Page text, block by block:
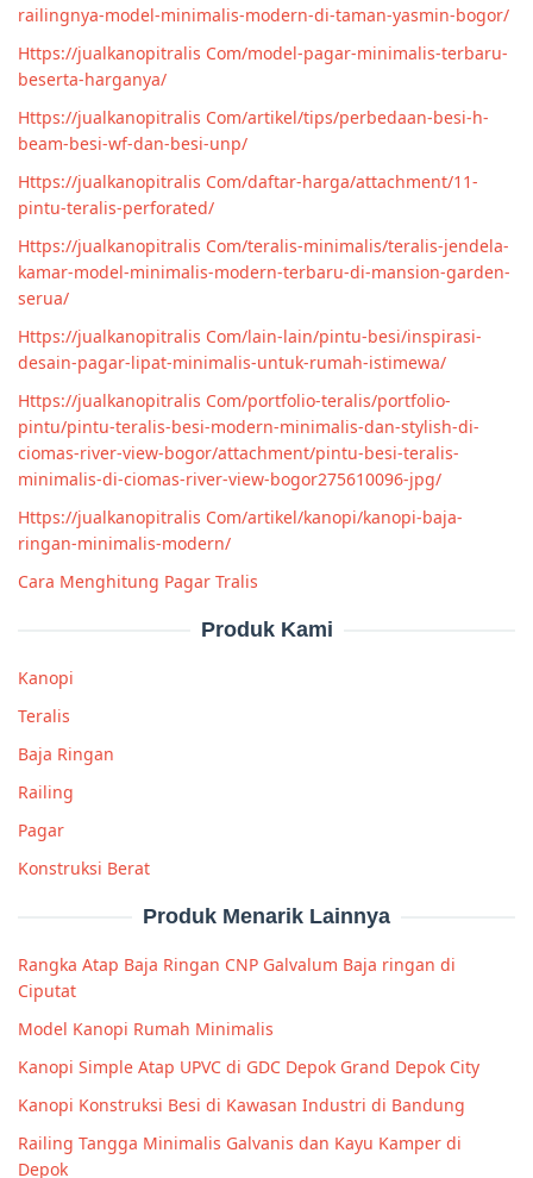
railingnya-model-minimalis-modern-di-taman-yasmin-bogor/
Https://jualkanopitralis Com/model-pagar-minimalis-terbaru-
beserta-harganya/
Https://jualkanopitralis Com/artikel/tips/perbedaan-besi-h-
beam-besi-wf-dan-besi-unp/
Https://jualkanopitralis Com/daftar-harga/attachment/11-
pintu-teralis-perforated/
Https://jualkanopitralis Com/teralis-minimalis/teralis-jendela-
kamar-model-minimalis-modern-terbaru-di-mansion-garden-
serua/
Https://jualkanopitralis Com/lain-lain/pintu-besi/inspirasi-
desain-pagar-lipat-minimalis-untuk-rumah-istimewa/
Https://jualkanopitralis Com/portfolio-teralis/portfolio-
pintu/pintu-teralis-besi-modern-minimalis-dan-stylish-di-
ciomas-river-view-bogor/attachment/pintu-besi-teralis-
minimalis-di-ciomas-river-view-bogor275610096-jpg/
Https://jualkanopitralis Com/artikel/kanopi/kanopi-baja-
ringan-minimalis-modern/
Cara Menghitung Pagar Tralis
Produk Kami
Kanopi
Teralis
Baja Ringan
Railing
Pagar
Konstruksi Berat
Produk Menarik Lainnya
Rangka Atap Baja Ringan CNP Galvalum Baja ringan di
Ciputat
Model Kanopi Rumah Minimalis
Kanopi Simple Atap UPVC di GDC Depok Grand Depok City
Kanopi Konstruksi Besi di Kawasan Industri di Bandung
Railing Tangga Minimalis Galvanis dan Kayu Kamper di
Depok